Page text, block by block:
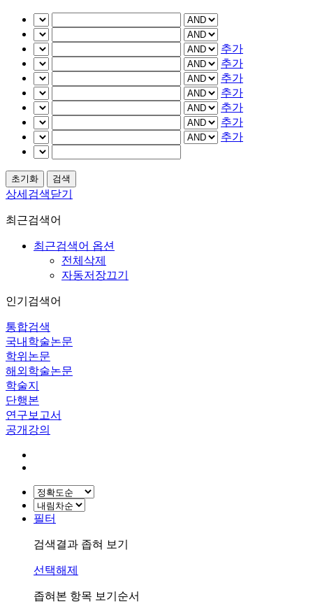
추가
추가
추가
추가
추가
추가
추가
상세검색닫기
최근검색어
최근검색어 옵션
전체삭제
자동저장끄기
인기검색어
통합검색
국내학술논문
학위논문
해외학술논문
학술지
단행본
연구보고서
공개강의
필터
검색결과 좁혀 보기
선택해제
좁혀본 항목 보기순서